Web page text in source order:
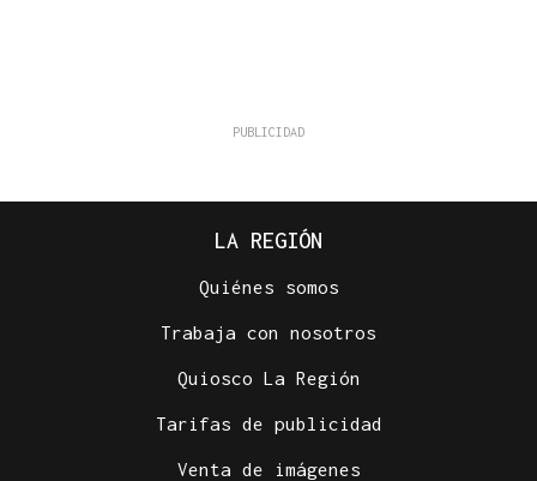
LA REGIÓN
Quiénes somos
Trabaja con nosotros
Quiosco La Región
Tarifas de publicidad
Venta de imágenes